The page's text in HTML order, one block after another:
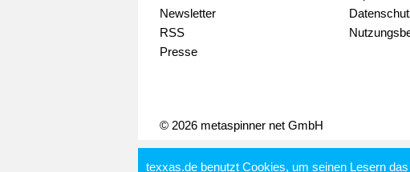
Newsletter
RSS
Presse
© 2026 metaspinner net GmbH
texxas.de benutzt Cookies, um seinen Lesern